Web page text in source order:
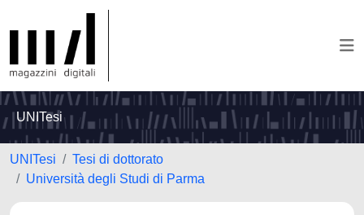
UNITesi
UNITesi
Tesi di dottorato
Università degli Studi di Parma